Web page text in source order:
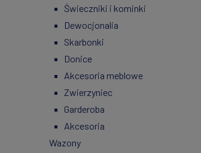
Świeczniki i kominki
Dewocjonalia
Skarbonki
Donice
Akcesoria meblowe
Zwierzyniec
Garderoba
Akcesoria
Wazony